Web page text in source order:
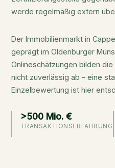
werde regelmäßig extern
Der Immobilienmarkt in
geprägt im Oldenburger
Onlineschätzungen bilden
nicht zuverlässig ab – eine
Einzelbewertung ist hier
>500 Mio. €
TRANSAKTIONSERFAHRUNG